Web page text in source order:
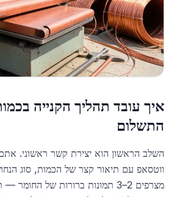
איך עובד תהליך הקנייה
התשלום
השלב הראשון הוא יצירת קשר ראשוני.
ווטסאפ עם תיאור קצר של הכמות, סוג
מצרפים 2–3 תמונות ברורות של